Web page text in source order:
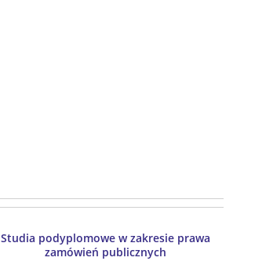
Studia podyplomowe w zakresie prawa
zamówień publicznych